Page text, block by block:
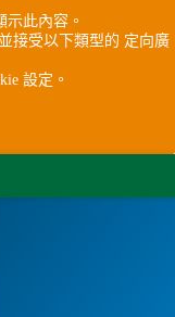
示此內容。
接受以下類型的 定向廣
設定。